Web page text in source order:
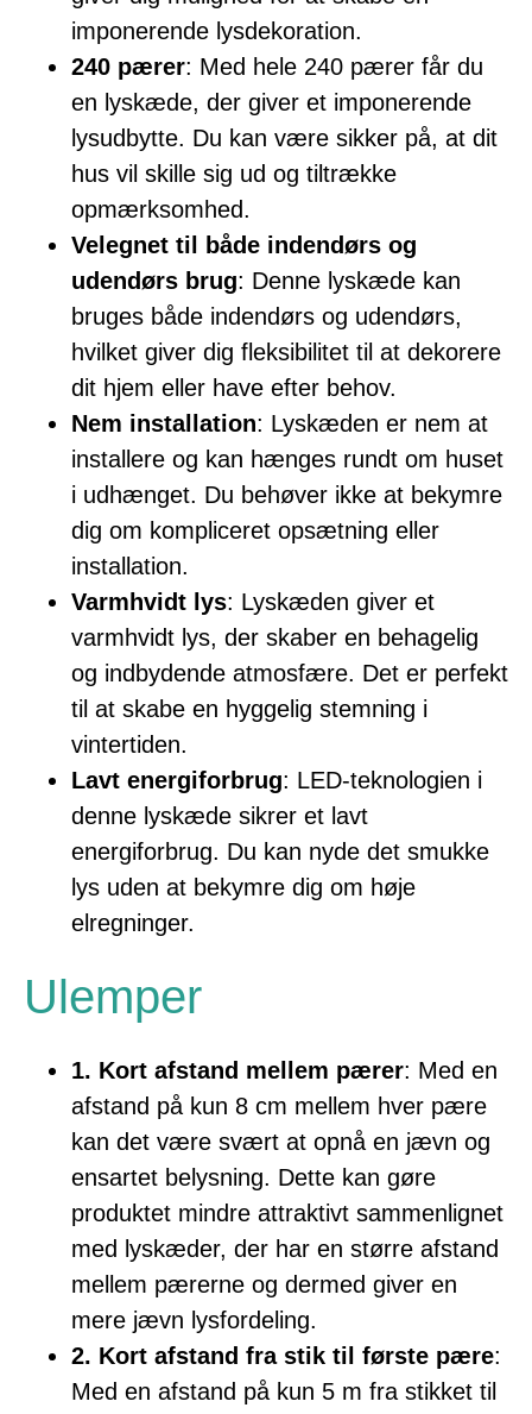
imponerende lysdekoration.
240 pærer: Med hele 240 pærer får du
en lyskæde, der giver et imponerende
lysudbytte. Du kan være sikker på, at dit
hus vil skille sig ud og tiltrække
opmærksomhed.
Velegnet til både indendørs og
udendørs brug: Denne lyskæde kan
bruges både indendørs og udendørs,
hvilket giver dig fleksibilitet til at dekorere
dit hjem eller have efter behov.
Nem installation: Lyskæden er nem at
installere og kan hænges rundt om huset
i udhænget. Du behøver ikke at bekymre
dig om kompliceret opsætning eller
installation.
Varmhvidt lys: Lyskæden giver et
varmhvidt lys, der skaber en behagelig
og indbydende atmosfære. Det er perfekt
til at skabe en hyggelig stemning i
vintertiden.
Lavt energiforbrug: LED-teknologien i
denne lyskæde sikrer et lavt
energiforbrug. Du kan nyde det smukke
lys uden at bekymre dig om høje
elregninger.
Ulemper
1. Kort afstand mellem pærer: Med en
afstand på kun 8 cm mellem hver pære
kan det være svært at opnå en jævn og
ensartet belysning. Dette kan gøre
produktet mindre attraktivt sammenlignet
med lyskæder, der har en større afstand
mellem pærerne og dermed giver en
mere jævn lysfordeling.
2. Kort afstand fra stik til første pære:
Med en afstand på kun 5 m fra stikket til